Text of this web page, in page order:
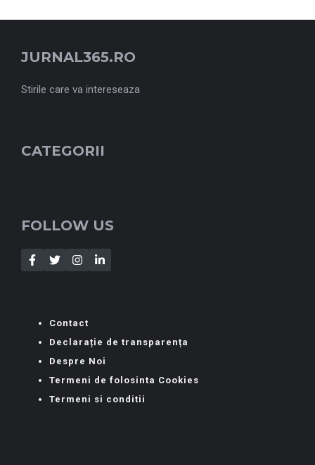
JURNAL365.RO
Stirile care va intereseaza
CATEGORII
FOLLOW US
Contact
Declarație de transparența
Despre Noi
Termeni de folosinta Cookies
Termeni si conditii